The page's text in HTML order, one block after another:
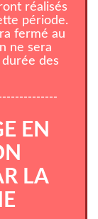
réalisés
période.
fermé au
ne sera
des
EN
LA